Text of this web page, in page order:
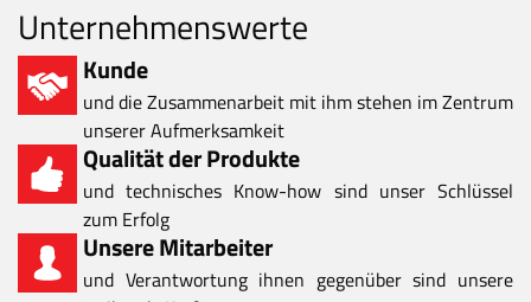
Unternehmenswerte
Kunde
und die Zusammenarbeit mit ihm stehen im Zentrum
unserer Aufmerksamkeit
Qualität der Produkte
und technisches Know-how sind unser Schlüssel
zum Erfolg
Unsere Mitarbeiter
und Verantwortung ihnen gegenüber sind unsere